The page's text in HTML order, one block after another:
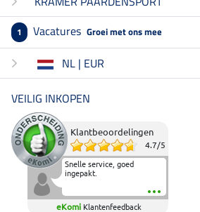
1 Vacatures Groei met ons mee
NL | EUR
VEILIG INKOPEN
Klantbeoordelingen
4.7/5
Snelle service, goed
ingepakt.
eKomi Klantenfeedback